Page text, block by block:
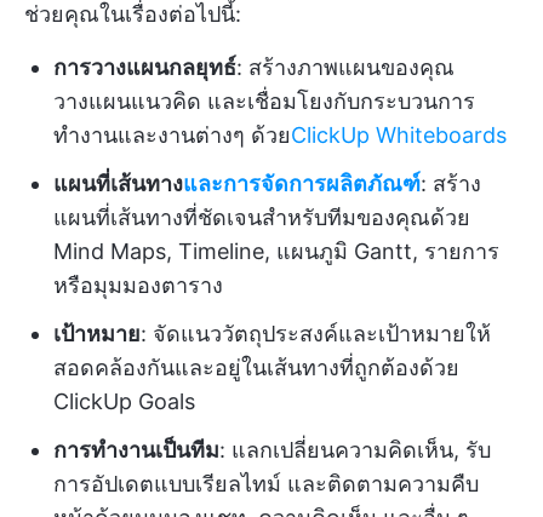
ช่วยคุณในเรื่องต่อไปนี้:
การวางแผนกลยุทธ์: สร้างภาพแผนของคุณ
วางแผนแนวคิด และเชื่อมโยงกับกระบวนการ
ทำงานและงานต่างๆ ด้วยClickUp Whiteboards
แผนที่เส้นทางและการจัดการผลิตภัณฑ์: สร้าง
แผนที่เส้นทางที่ชัดเจนสำหรับทีมของคุณด้วย
Mind Maps, Timeline, แผนภูมิ Gantt, รายการ
หรือมุมมองตาราง
เป้าหมาย: จัดแนววัตถุประสงค์และเป้าหมายให้
สอดคล้องกันและอยู่ในเส้นทางที่ถูกต้องด้วย
ClickUp Goals
การทำงานเป็นทีม: แลกเปลี่ยนความคิดเห็น, รับ
การอัปเดตแบบเรียลไทม์ และติดตามความคืบ